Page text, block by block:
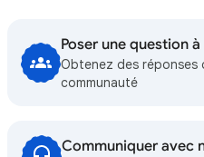
Poser une question
Obtenez des réponses
communauté
Communiquer avec